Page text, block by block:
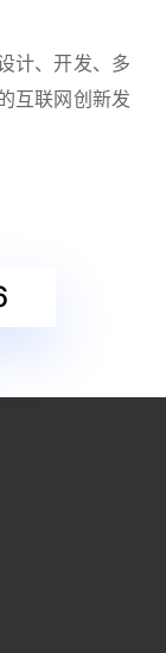
计、开发、多
互联网创新发